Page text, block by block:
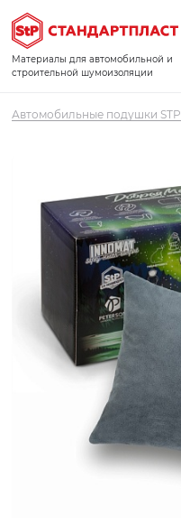
Материалы для автомобильной и
строительной шумоизоляции
Автомобильные подушки STP